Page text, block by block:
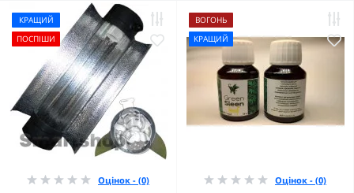
КРАЩИЙ
ПОСПІШИ
Оцінок - (0)
ВОГОНЬ
КРАЩИЙ
Оцінок - (0)